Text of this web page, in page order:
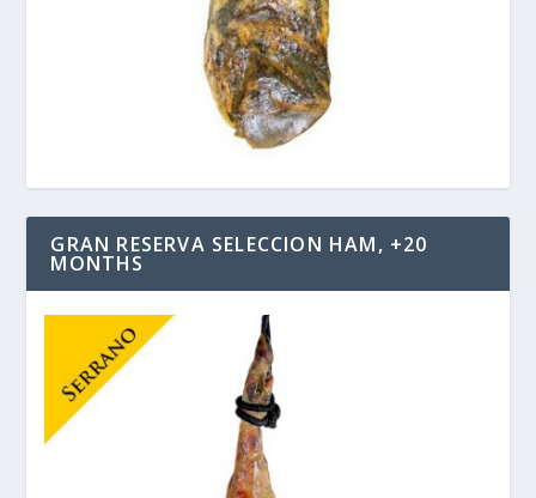
GRAN RESERVA SELECCION HAM, +20
MONTHS